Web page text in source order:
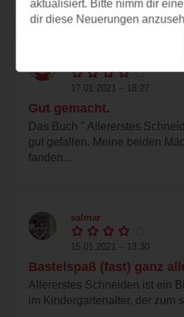
17.01.2021 – 18:27
Gut gemacht.
Das Buch " Allererstes
gut gefallen. Meine beiden
fanden...
salmar
15.01.2021 – 13:30
Bastelspaß (fast) ganz
Allererstes Schneiden ist ein
im Kindergartenalter, der zum
aktualisiert. Bitte nimm dir
dir diese Neuerungen